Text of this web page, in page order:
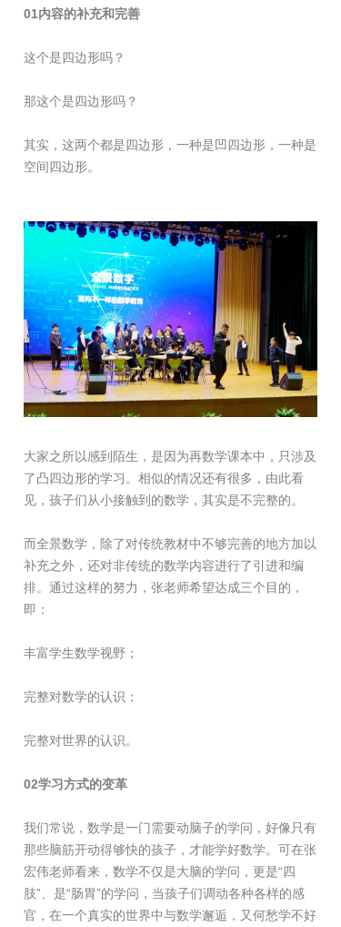
01内容的补充和完善
这个是四边形吗？
那这个是四边形吗？
其实，这两个都是四边形，一种是凹四边形，一种是
空间四边形。
大家之所以感到陌生，是因为再数学课本中，只涉及
了凸四边形的学习。相似的情况还有很多，由此看
见，孩子们从小接触到的数学，其实是不完整的。
而全景数学，除了对传统教材中不够完善的地方加以
补充之外，还对非传统的数学内容进行了引进和编
排。通过这样的努力，张老师希望达成三个目的，
即：
丰富学生数学视野；
完整对数学的认识；
完整对世界的认识。
02学习方式的变革
我们常说，数学是一门需要动脑子的学问，好像只有
那些脑筋开动得够快的孩子，才能学好数学。可在张
宏伟老师看来，数学不仅是大脑的学问，更是“四
肢”、是“肠胃”的学问，当孩子们调动各种各样的感
官，在一个真实的世界中与数学邂逅，又何愁学不好